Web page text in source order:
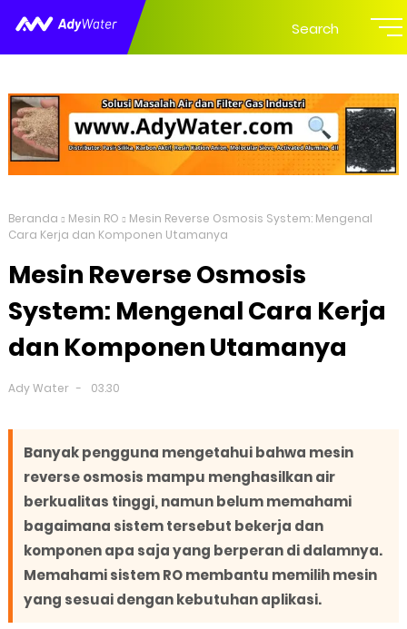
Search
Beranda Mesin RO
Mesin Reverse Osmosis System: Mengenal
Cara Kerja dan Komponen Utamanya
Mesin Reverse Osmosis
System: Mengenal Cara Kerja
dan Komponen Utamanya
Ady Water 03.30
Banyak pengguna mengetahui bahwa mesin
reverse osmosis mampu menghasilkan air
berkualitas tinggi, namun belum memahami
bagaimana sistem tersebut bekerja dan
komponen apa saja yang berperan di dalamnya.
Memahami sistem RO membantu memilih mesin
yang sesuai dengan kebutuhan aplikasi.